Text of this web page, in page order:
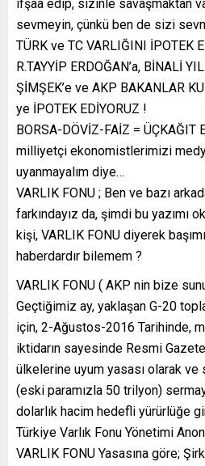
ifşaa edip, sizinle savaşmaktan
sevmeyin, çünkü ben de sizi
TÜRK ve TC VARLIĞINI İPOTEK
R.TAYYİP ERDOĞAN’a, BİNALİ
ŞİMŞEK’e ve AKP BAKANLAR
ye İPOTEK EDİYORUZ !
BORSA-DÖVİZ-FAİZ = ÜÇKAĞIT
milliyetçi ekonomistlerimizi
uyanmayalım diye…
VARLIK FONU ; Ben ve bazı
farkındayız da, şimdi bu yazımı
kişi, VARLIK FONU diyerek
haberdardır bilemem ?
VARLIK FONU ( AKP nin bize
Geçtiğimiz ay, yaklaşan G-20
için, 2-Ağustos-2016 Tarihinde,
iktidarın sayesinde Resmi
ülkelerine uyum yasası olarak
(eski paramızla 50 trilyon)
dolarlık hacim hedefli yürürlüğe
Türkiye Varlık Fonu Yönetimi
VARLIK FONU Yasasına göre;